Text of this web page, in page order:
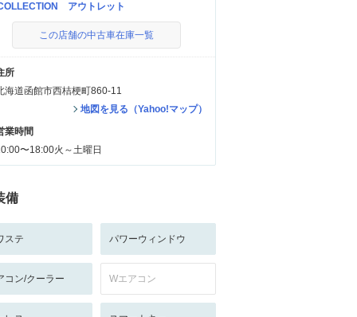
アウトレット
この店舗の中古車在庫一覧
所
海道函館市西桔梗町860-11
地図を見る（Yahoo!マップ）
業時間
〜18:00火～土曜日
備
ステ パワーウィンドウ
コン/クーラー Wエアコン